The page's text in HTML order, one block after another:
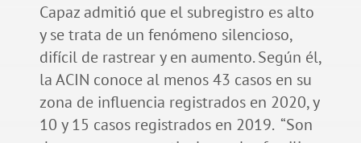
Capaz admitió que el subregistro es alto
y se trata de un fenómeno silencioso,
difícil de rastrear y en aumento. Según él,
la ACIN conoce al menos 43 casos en su
zona de influencia registrados en 2020, y
10 y 15 casos registrados en 2019. “Son